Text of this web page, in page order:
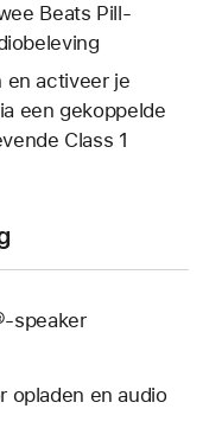
Beats Pill-
en activeer je
een gekoppelde
Class 1
speaker
opladen en audio